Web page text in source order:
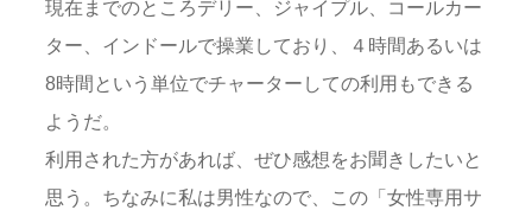
現在までのところデリー、ジャイプル、コールカー
ター、インドールで操業しており、４時間あるいは
8時間という単位でチャーターしての利用もできる
ようだ。
利用された方があれば、ぜひ感想をお聞きしたいと
思う。ちなみに私は男性なので、この「女性専用サ